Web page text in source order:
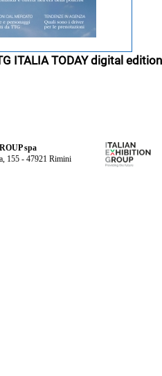
ITALIA TODAY digital edition
spa
155 - 47921 Rimini